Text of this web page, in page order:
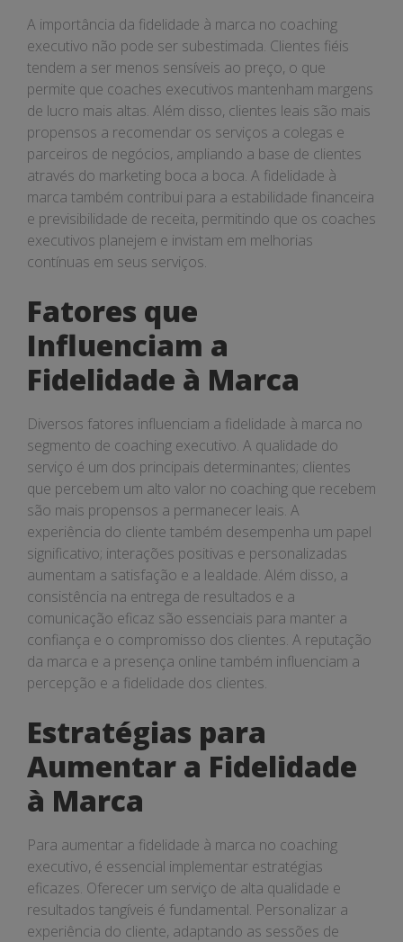
A importância da fidelidade à marca no coaching
executivo não pode ser subestimada. Clientes fiéis
tendem a ser menos sensíveis ao preço, o que
permite que coaches executivos mantenham margens
de lucro mais altas. Além disso, clientes leais são mais
propensos a recomendar os serviços a colegas e
parceiros de negócios, ampliando a base de clientes
através do marketing boca a boca. A fidelidade à
marca também contribui para a estabilidade financeira
e previsibilidade de receita, permitindo que os coaches
executivos planejem e invistam em melhorias
contínuas em seus serviços.
Fatores que
Influenciam a
Fidelidade à Marca
Diversos fatores influenciam a fidelidade à marca no
segmento de coaching executivo. A qualidade do
serviço é um dos principais determinantes; clientes
que percebem um alto valor no coaching que recebem
são mais propensos a permanecer leais. A
experiência do cliente também desempenha um papel
significativo; interações positivas e personalizadas
aumentam a satisfação e a lealdade. Além disso, a
consistência na entrega de resultados e a
comunicação eficaz são essenciais para manter a
confiança e o compromisso dos clientes. A reputação
da marca e a presença online também influenciam a
percepção e a fidelidade dos clientes.
Estratégias para
Aumentar a Fidelidade
à Marca
Para aumentar a fidelidade à marca no coaching
executivo, é essencial implementar estratégias
eficazes. Oferecer um serviço de alta qualidade e
resultados tangíveis é fundamental. Personalizar a
experiência do cliente, adaptando as sessões de